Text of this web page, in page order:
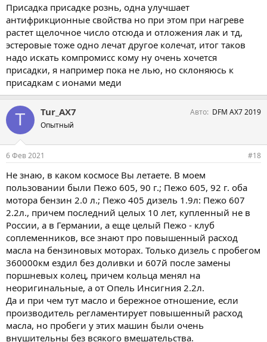
мы с друзьями-коллегами перегоняли владельцу из Москвы в
Питер.
Peugeot 607, из поставляемых в Россию вариантов, оснащалась
только одним двигателем из гаммы EW - это 2.2 16v 158-160 л.с.
EW12J4 (разных модификаций) и 2.2 CVVT 160-165 л.с. EW12A
(разных модификаций). Однако (и это понятно) самым
подавляюще (!) популярным двигателем на Peugeot 607 в
России стал бензиновый 3.0 V6 210-212 л.с. ES9J4S/ES9A.
Действительно - на самый крупный в истории "львиной марки",
представительский Peugeot, по размеру сравнимый с MB W140,
требовался мощный тяговитый мотор. EW12, при всём своём
"боевом норове" для "607-й" считался "слабоватым" (ну любят у
раскрыл свой потенциал на потрясающих Peugeot 406 Sport
Pack и большом семейном минивэне Peugeot 807/Citroen C8.
К слову, 2.0-литровые EW10J4-EW10A на Peugeot 607 всё-таки
устанавливались, но исключительно для "скупердяйского" (это
шутка) немецкого рынка, преимущественно для такси. В
Россию 2-литровые Peugeot 607 с EW10 разных модификаций
никогда официально не поставлялись.
Я не зря упомянул термин "разных модификаций". Дело в том,
что семейство бензиновых двигателей EW регулярно
модифицировалось и совершенствовалось. В контексте
обсуждаемой нами темы, например, с 2004-05 годов на все EW
начали ставить новые поршни типа Elastoval, выпускаемые
Mahle и Federal Mogul, отличавшиеся меньшей массой,
графитовыми вставками на юбках, усиленными и
упрочнёнными канавками поршневых колец, упрочнённым
днищем и оптимизированной формой внутренней части для
Присадка присадке рознь, одна улучшает
антифрикционные свойства но при этом при нагреве
растет щелочное число отсюда и отложения лак и тд,
эстеровые тоже одно лечат другое колечат, итог таков
надо искать компромисс кому ну очень хочется
присадки, я например пока не лью, но склоняюсь к
присадкам с ионами меди
T Tur_AX7
Опытный
Авто DFM AX7 2019
6 Фев 2021 #18
Не знаю, в каком космосе Вы летаете. В моем
пользовании были Пежо 605, 90 г.; Пежо 605, 92 г. оба
мотора бензин 2.0 л.; Пежо 405 дизель 1.9л: Пежо 607
2.2л., причем последний целых 10 лет, купленный не в
России, а в Германии, а еще целый Пежо - клуб
соплеменников, все знают про повышенный расход
масла на бензиновых моторах. Только дизель с пробегом
360000км ездил без доливки и 607й после замены
поршневых колец, причем кольца менял на
неоригинальные, а от Опель Инсигния 2.2л.
Да и при чем тут масло и бережное отношение, если
производитель регламентирует повышенный расход
масла, но пробеги у этих машин были очень
внушительны без всякого вмешательства.